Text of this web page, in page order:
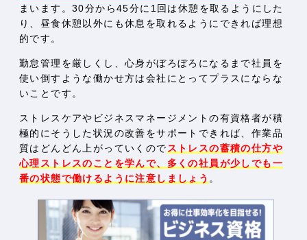
まいます。30分から45分に1回は休憩を取るようにした
り、昼食休憩以外にも休息を取れるようにできれば理想
的です。
勤怠管理を厳しくし、心身がぼろぼろになるまで社員を
使い倒すような働かせ方は会社にとってプラスにならな
いことです。
ストレスケアやビジネスマネージメントの有資格者が積
極的にそうした状況の改善をサポートできれば、作業品
質はどんどん上がっていくので ストレスの蓄積の仕方や
心理ストレスのことを学んで、多くの社員が少しでも一
番の状態で働けるように注意しましょう 。